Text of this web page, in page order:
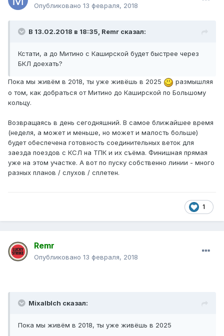
Опубликовано 13 февраля, 2018
В 13.02.2018 в 18:35, Remr сказал:
Кстати, а до Митино с Каширской будет быстрее через
БКЛ доехать?
Пока мы живём в 2018, ты уже живёшь в 2025
размышляя
о том, как добраться от Митино до Каширской по Большому
кольцу.
Возвращаясь в день сегодняшний. В самое ближайшее время
(неделя, а может и меньше, но может и малость больше)
будет обеспечена готовность соединительных веток для
заезда поездов с КСЛ на ТПК и их съёма. Финишная прямая
уже на этом участке. А вот по пуску собственно линии - много
разных планов / слухов / сплетен.
1
Remr
Опубликовано 13 февраля, 2018
Mixalblch сказал:
Пока мы живём в 2018, ты уже живёшь в 2025